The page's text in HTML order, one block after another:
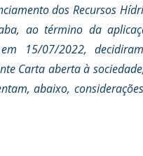
dos Recursos
ao término da
15/07/2022,
Carta aberta à
abaixo,